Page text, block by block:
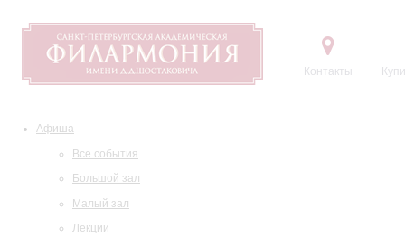
Контакты
Афиша
Все события
Большой зал
Малый зал
Лекции